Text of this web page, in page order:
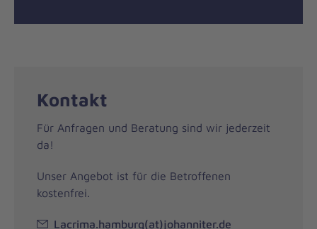
Kontakt
Für Anfragen und Beratung sind wir jederzeit
da!
Unser Angebot ist für die Betroffenen
kostenfrei.
Lacrima.hamburg(at)johanniter.de